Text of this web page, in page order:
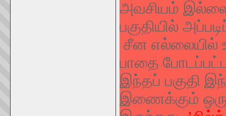
அவசியம்
பகுதியில்
சீன எல்லையில்
பாதை
இந்தப் பகுதி
இணைக்கும் ஒரு